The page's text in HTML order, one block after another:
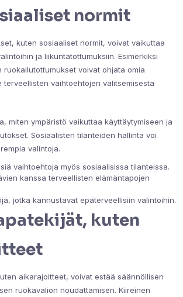
normit
kuten sosiaaliset normit, voivat vaikuttaa
ja liikuntatottumuksiin. Esimerkiksi
ruokailutottumukset voivat ohjata omia
terveellisten vaihtoehtojen valitsemisesta
miten ympäristö vaikuttaa käyttäytymiseen ja
Sosiaalisten tilanteiden hallinta voi
valintoja.
vaihtoehtoja myös sosiaalisissa tilanteissa.
kanssa terveellisten elämäntapojen
jotka kannustavat epäterveellisiin valintoihin.
kuten
aikarajoitteet, voivat estää säännöllisen
ruokavalion noudattamisen. Kiireinen